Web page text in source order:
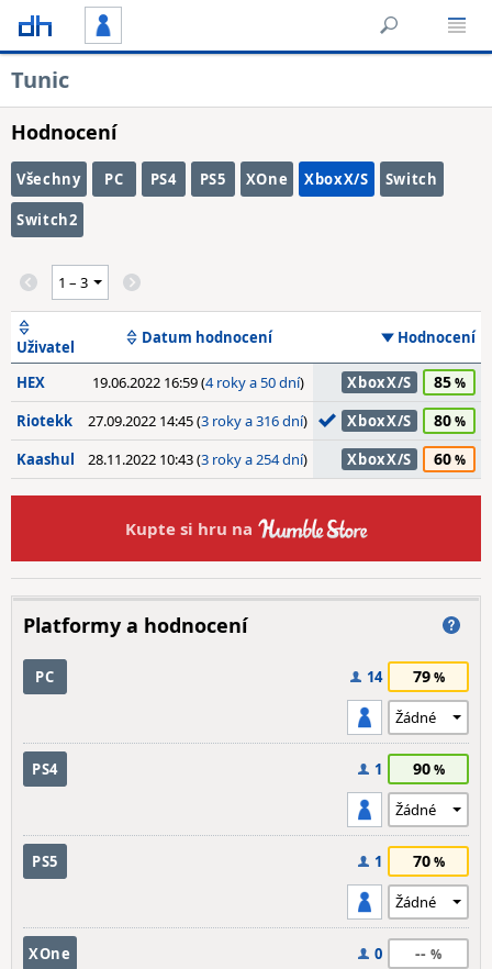
Tunic
Hodnocení
Všechny PC PS4 PS5 XOne XboxX/S Switch
Switch2
Uživatel Datum hodnocení Hodnocení
HEX 19.06.2022 16:59 (4 roky a 50 dní) XboxX/S 85
Riotekk 27.09.2022 14:45 (3 roky a 316 dní) XboxX/S 80
Kaashul 28.11.2022 10:43 (3 roky a 254 dní) XboxX/S 60
Kupte si hru na
Platformy a hodnocení
PC 14 79
PS4 1 90
PS5 1 70
XOne 0 --